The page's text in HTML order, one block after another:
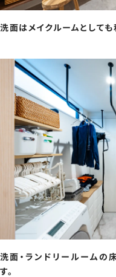
洗面はメイクルームとしても
洗面・ランドリールームの
す。